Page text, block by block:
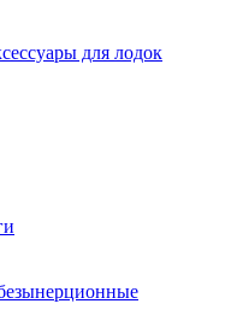
для лодок